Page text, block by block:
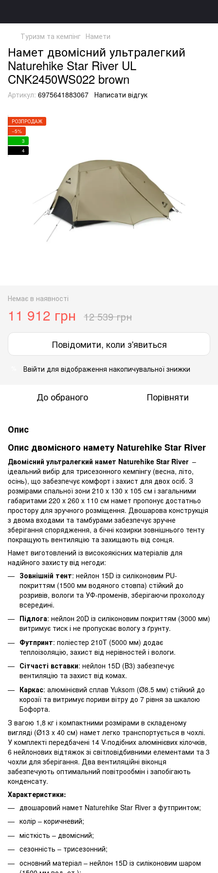
Туризм та кемпінг Намети
Намет двомісний ультралегкий
Naturehike Star River UL
CNK2450WS022 brown
Артикул: 6975641883067 Написати відгук
РОЗПРОДАЖ
−5%
3
4
Немає в наявності
11 912 грн 12 539 грн
Повідомити, коли з'явиться
Ввійти для відображення накопичувальної знижки
До обраного Порівняти
Опис
Опис двомісного намету Naturehike Star River
Двомісний ультралегкий намет Naturehike Star River –
ідеальний вибір для трисезонного кемпінгу (весна, літо,
осінь), що забезпечує комфорт і захист для двох осіб. З
розмірами спальної зони 210 x 130 x 105 см і загальними
габаритами 220 x 260 x 110 см намет пропонує достатньо
простору для зручного розміщення. Двошарова конструкція
з двома входами та тамбурами забезпечує зручне
зберігання спорядження, а бічні козирки зовнішнього тенту
покращують вентиляцію та захищають від сонця.
Намет виготовлений із високоякісних матеріалів для
надійного захисту від негоди:
Зовнішній тент: нейлон 15D із силіконовим PU-
покриттям (1500 мм водяного стовпа) стійкий до
розривів, вологи та УФ-променів, зберігаючи прохолоду
всередині.
Підлога: нейлон 20D із силіконовим покриттям (3000 мм)
витримує тиск і не пропускає вологу з ґрунту.
Футпринт: поліестер 210T (5000 мм) додає
теплоізоляцію, захист від нерівностей і вологи.
Сітчасті вставки: нейлон 15D (B3) забезпечує
вентиляцію та захист від комах.
Каркас: алюмінієвий сплав Yuksom (Ø8.5 мм) стійкий до
корозії та витримує пориви вітру до 7 рівня за шкалою
Бофорта.
З вагою 1,8 кг і компактними розмірами в складеному
вигляді (Ø13 x 40 см) намет легко транспортується в чохлі.
У комплекті передбачені 14 V-подібних алюмінієвих кілочків,
6 нейлонових відтяжок зі світловідбивними елементами та 3
чохли для зберігання. Два вентиляційні віконця
забезпечують оптимальний повітрообмін і запобігають
конденсату.
Характеристики:
двошаровий намет Naturehike Star River з футпринтом;
колір – коричневий;
місткість – двомісний;
сезонність – трисезонний;
основний матеріал – нейлон 15D із силіконовим шаром